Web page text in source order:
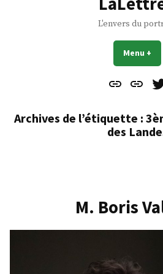
L'envers du
Menu +
Contact
À
Archives de l’étiquette :
des
M. Boris